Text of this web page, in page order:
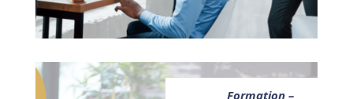
Formation –